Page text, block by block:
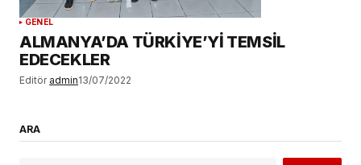
GENEL
ALMANYA’DA TÜRKİYE’Yİ TEMSİL
EDECEKLER
Editör admin13/07/2022
ARA